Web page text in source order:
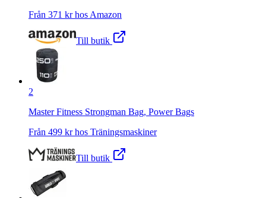
Från 371 kr hos Amazon
Till butik
2
Master Fitness Strongman Bag, Power Bags
Från 499 kr hos Träningsmaskiner
Till butik